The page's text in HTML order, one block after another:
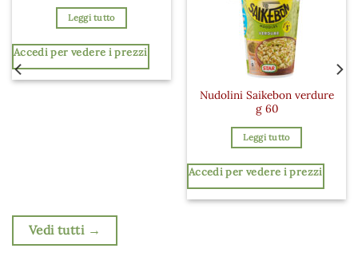
Leggi tutto
Accedi per vedere i prezzi
Nudolini Saikebon verdure
g 60
Leggi tutto
Accedi per vedere i prezzi
Vedi tutti →